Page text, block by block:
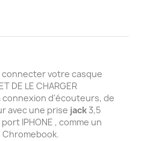
votre casque
DE LE CHARGER
d'écouteurs, de
avec une prise jack 3,5
IPHONE , comme un
Chromebook.